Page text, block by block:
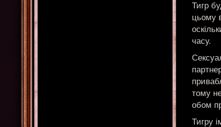
Тигр
цьому
часу.
тому
обом
Тигру